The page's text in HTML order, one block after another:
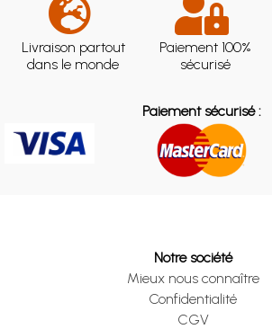
Livraison partout
dans le monde
Paiement 100%
sécurisé
Paiement sécurisé :
Notre société
Mieux nous connaître
Confidentialité
CGV